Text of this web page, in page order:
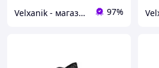
Velxanik - магазин мототехники, велотоваров, с/х техники, аксессуаров и запчастей 97%